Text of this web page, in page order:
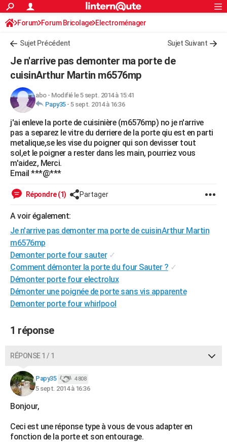
ACTUALITÉS
Politique
Société
Faits Divers
Education
Monde
Villes
+
Programme TV
Streaming
Cinéma
Sorties cinéma
Musique
FINANCE
Retraite
Impôts
Epargne
Immobilier
Risques naturels par ville
Banque
Assurance
Crédit
AUTO
Essais
Réserver un essai
Citadines
Berlines
SUV
Forum auto
HIGH-TECH
Mobiles
Meilleur smartphone
Internet
Ordinateurs
Jeux vidéo
Guide high-tech
+BRICOLAGE
Forum
Aménagement intérieur
Extérieur
Cuisine
Salle de bains
Jardinage
Rangement
WEEK-END
Guides de France
Escapades
Patrimoine
Expositions
Musées
Week-end nature
+LIFESTYLE
Art de vivre
Bien-être
Loisirs
Mode
Modes de vie
SANTE
Alimentation
Guide de la santé
Maladies
Médicaments
Sommeil
VOYAGE
Destinations
Voyage nature
Voyage de noces
PHOTO
GUIDES D'ACHAT
BONS PLANS
CARTE DE VOEUX
S'inscrire
Se connecter
Lycées
Collèges
Primaires
Universités
Entreprises
Service militaire
Avis de recherche
AVIS DE DÉCÈS
FORUM
Bricolage
Lifestyle
Culture
Sport
Auto
Television
Voyage
Cinema
S'inscrire
Connexion
Forum Forum Bricolage Electroménager
Sujet Précédent Sujet Suivant
Je n'arrive pas demonter ma porte de
cuisinArthur Martin m6576mp
abo- Modifié le 5 sept. 2014 à 15:41
Papy35- 5 sept. 2014 à 16:36
j'ai enleve la porte de cuisinière (m6576mp) no je n'arrive
pas a separez le vitre du derriere de la porte qiu est en parti
metalique,se les vise du poigner qui son devisser tout
sol,et le poigner a rester dans les main, pourriez vous
m'aidez, Merci.
Email ***@***
Répondre (1) Partager
A voir également:
Je n'arrive pas demonter ma porte de cuisinArthur Martin
m6576mp
Demonter porte four sauter ✓
Comment démonter la porte du four Sauter ? ✓
Démonter porte four electrolux
Démonter une poignée de porte sans vis apparente
Demonter porte four whirlpool
1 réponse
RÉPONSE 1 / 1
Papy35 4 808
5 sept. 2014 à 16:36
Bonjour,
Ceci est une réponse type à vous de vous adapter en
fonction de la porte et son entourage.